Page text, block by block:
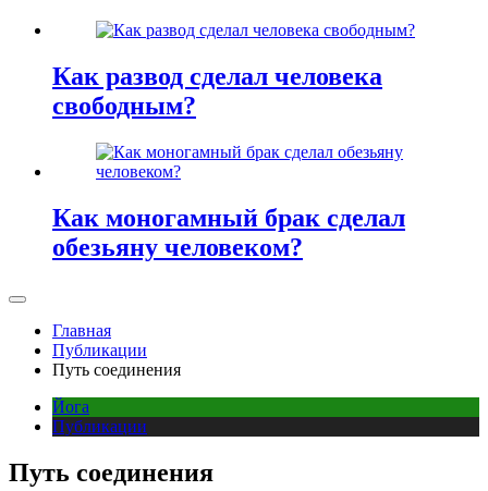
Как развод сделал человека
свободным?
Как моногамный брак сделал
обезьяну человеком?
Главная
Публикации
Путь соединения
Йога
Публикации
Путь соединения